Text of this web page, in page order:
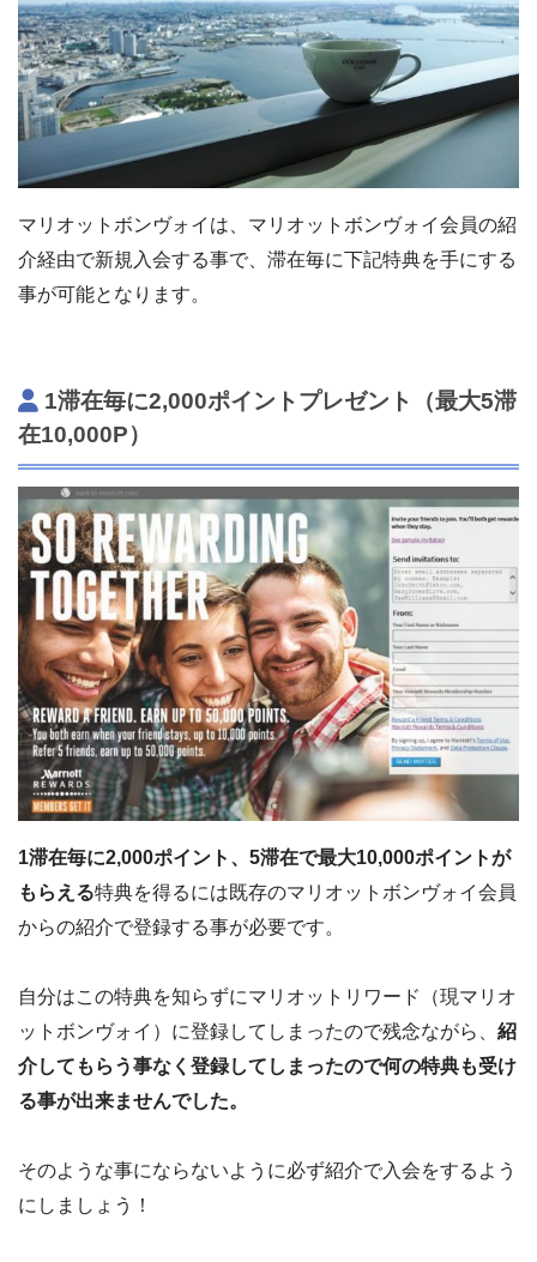
マリオットボンヴォイは、マリオットボンヴォイ会員の紹
介経由で新規入会する事で、滞在毎に下記特典を手にする
事が可能となります。
1滞在毎に2,000ポイントプレゼント（最大5滞
在10,000P）
1滞在毎に2,000ポイント、5滞在で最大10,000ポイントが
もらえる特典を得るには既存のマリオットボンヴォイ会員
からの紹介で登録する事が必要です。
自分はこの特典を知らずにマリオットリワード（現マリオ
ットボンヴォイ）に登録してしまったので残念ながら、 紹
介してもらう事なく登録してしまったので何の特典も受け
る事が出来ませんでした。
そのような事にならないように必ず紹介で入会をするよう
にしましょう！